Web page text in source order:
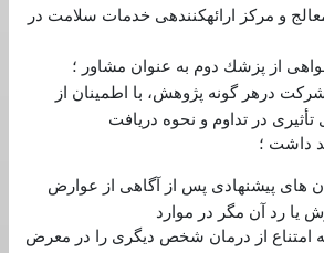
و مركز ارائهكنندهی خدمات سلامت در
از پزشك دوم به عنوان مشاور ؛
درهر گونه پژوهش، با اطمينان از
در تداوم و نحوه دريافت
داشت ؛
های پيشنهادی پس از آگاهی از عوارض
يا رد آن مگر در موارد
امتناع از درمان شخص ديگری را در معرض